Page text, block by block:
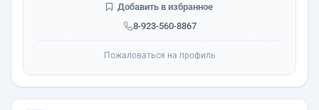
8-923-560-8867
Добавить в избранное
Пожаловаться на профиль